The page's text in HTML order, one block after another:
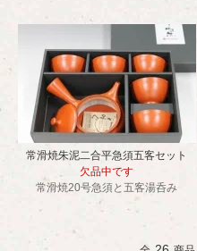
常滑焼朱泥二合平急須五客セット
欠品中です
常滑焼20号急須と五客湯呑み